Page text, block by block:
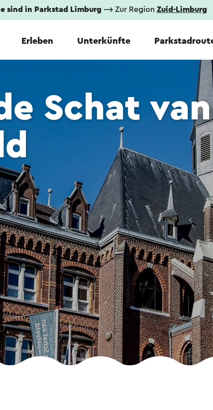
sind in Parkstad Limburg⟶ Zur Region Zuid-Limburg
Erleben Unterkünfte
Schat van